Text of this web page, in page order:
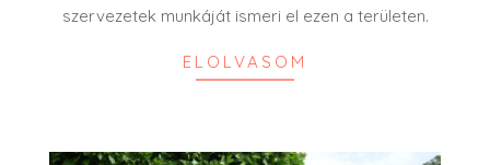
szervezetek munkáját ismeri el ezen a területen.
ELOLVASOM